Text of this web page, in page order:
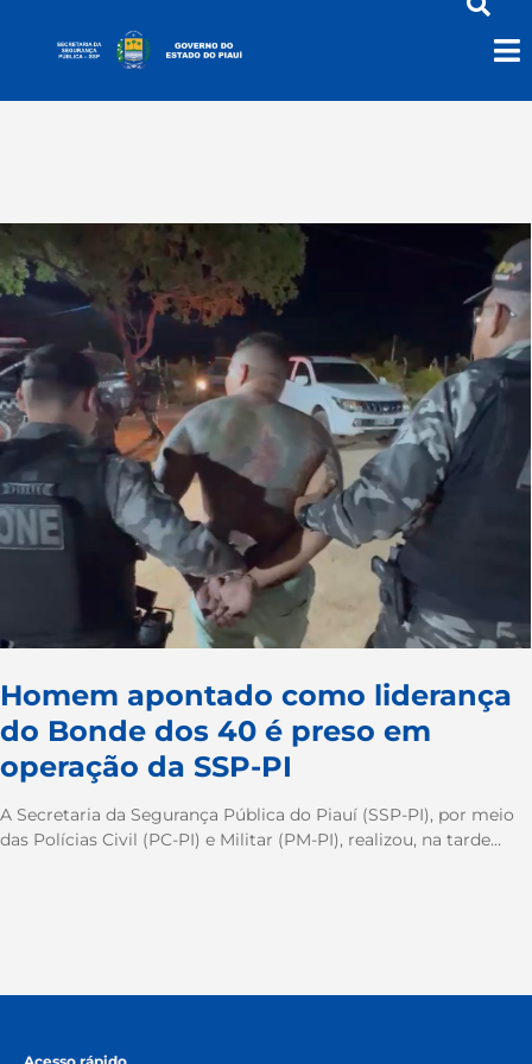
Bonde dos 40
Homem apontado como liderança
do Bonde dos 40 é preso em
operação da SSP-PI
A Secretaria da Segurança Pública do Piauí (SSP-PI), por meio
das Polícias Civil (PC-PI) e Militar (PM-PI), realizou, na tarde...